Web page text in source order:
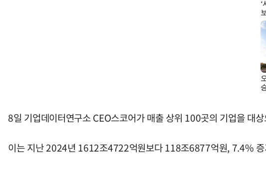
8일 기업데이터연구소 CEO스코어가 매출 상위 100곳의 기업을 대
이는 지난 2024년 1612조4722억원보다 118조6877억원, 7.4% 증